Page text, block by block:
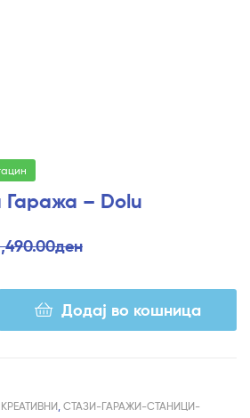
– Dolu
ден
Додај во кошница
, СТАЗИ-ГАРАЖИ-СТАНИЦИ-